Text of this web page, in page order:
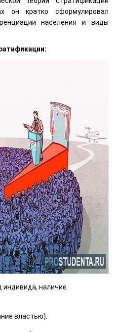
он кратко сформулировал
населения и виды
индивида, наличие
властью).